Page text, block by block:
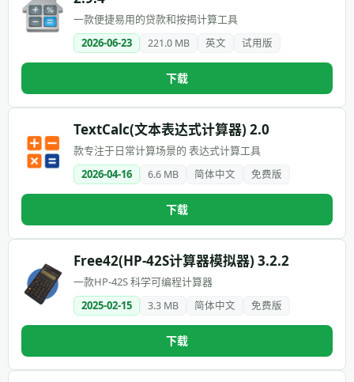
一款便捷易用的贷款和按揭计算工具
2026-06-23
221.0 MB 英文 试用版
下载
TextCalc(文本表达式计算器) 2.0
款专注于日常计算场景的 表达式计算工具
2026-04-16
6.6 MB 简体中文 免费版
下载
Free42(HP-42S计算器模拟器) 3.2.2
一款HP-42S 科学可编程计算器
2025-02-15
3.3 MB 简体中文 免费版
下载